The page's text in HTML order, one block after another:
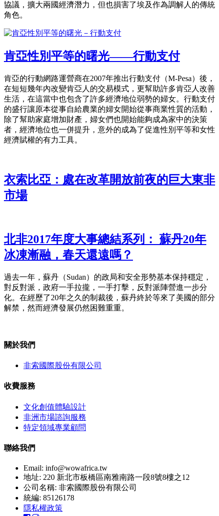
協議，擴大兩國經濟潛力，但也損害了埃及作為調解人的傳統
角色。
肯亞性別平等的曙光——行動支付
肯亞的行動網路運營商在2007年推出行動支付（M-Pesa）後，
在短短幾年內改變肯亞人的交易模式，更幫助許多肯亞人改善
生活，在這當中也包含了許多經濟地位弱勢的婦女。行動支付
的盛行讓原本從事自給農業的婦女開始從事商業性質的活動，
除了幫助家庭增加財產，婦女們也開始能夠成為家中的決策
者，經濟地位也一併提升，意外的成為了促進性別平等和女性
經濟賦權的有力工具。
衣索比亞：處在改革開放前夜的巨大東非
市場
北非2017年度大事總結系列： 蘇丹20年
冰凍漸融，春天還遠嗎？
過去一年，蘇丹（Sudan）的政局和安全形勢基本保持穩定，
對反對派，政府一手拉攏，一手打擊，反對派陣營進一步分
化。在經歷了20年之久的制裁後，蘇丹終於等來了美國的部分
解禁，然而經濟發展仍然困難重重。
關於我們
非索國際股份有限公司
收費服務
文化創值體驗設計
非洲市場諮詢服務
特定領域專業顧問
聯絡我們
Email: info@wowafrica.tw
地址: 220 新北市板橋區南雅南路一段8號8樓之12
公司名稱: 非索國際股份有限公司
統編: 85126178
隱私權政策